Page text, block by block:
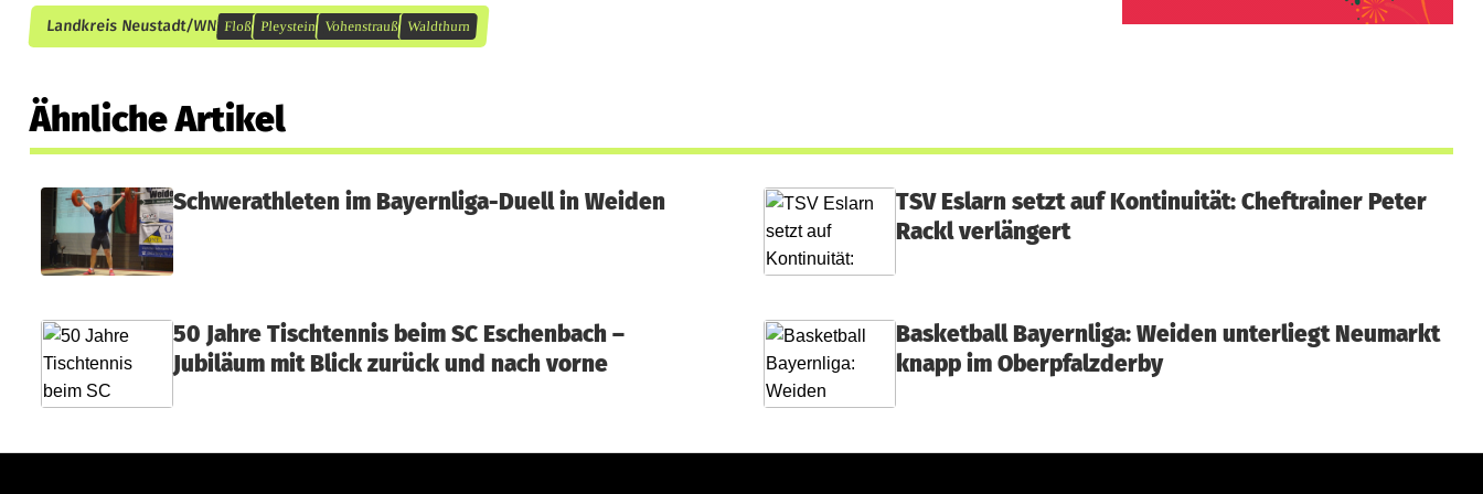
Landkreis Neustadt/WN Floß Pleystein Vohenstrauß Waldthurn
Ähnliche Artikel
Schwerathleten im Bayernliga-Duell in Weiden
TSV Eslarn setzt auf Kontinuität: Cheftrainer Peter
Rackl verlängert
50 Jahre Tischtennis beim SC Eschenbach –
Jubiläum mit Blick zurück und nach vorne
Basketball Bayernliga: Weiden unterliegt Neumarkt
knapp im Oberpfalzderby